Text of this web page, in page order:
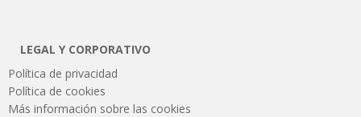
LEGAL Y CORPORATIVO
Política de privacidad
Política de cookies
Más información sobre las cookies